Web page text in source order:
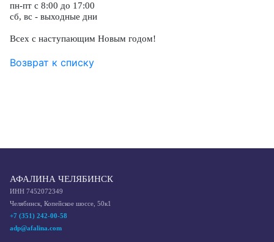
пн-пт с 8:00 до 17:00
сб, вс - выходные дни
Всех с наступающим Новым годом!
Возврат к списку
АФАЛИНА ЧЕЛЯБИНСК
ИНН 7452072349
Челябинск, Копейское шоссе, 50к1
+7 (351) 242-00-58
adp@afalina.com